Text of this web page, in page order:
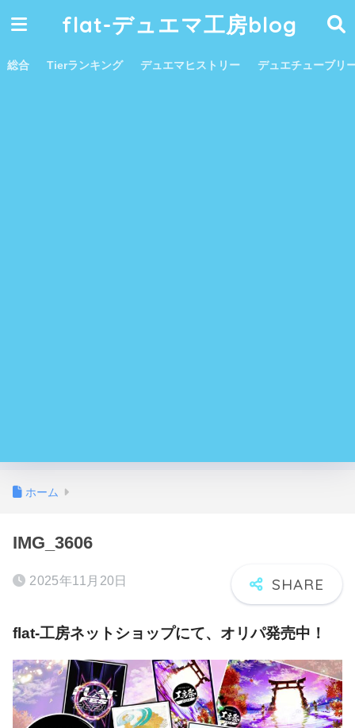
flat-デュエマ工房blog
総合 Tierランキング デュエマヒストリー デュエチューブリ
ホーム
IMG_3606
2025年11月20日
flat-工房ネットショップにて、オリパ発売中！